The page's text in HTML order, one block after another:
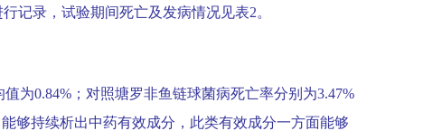
记录，试验期间死亡及发病情况见表2。
值为0.84% ；对照塘罗非鱼链球菌病死亡率分别为3.47%
够持续析出中药有效成分，此类有效成分一方面能够